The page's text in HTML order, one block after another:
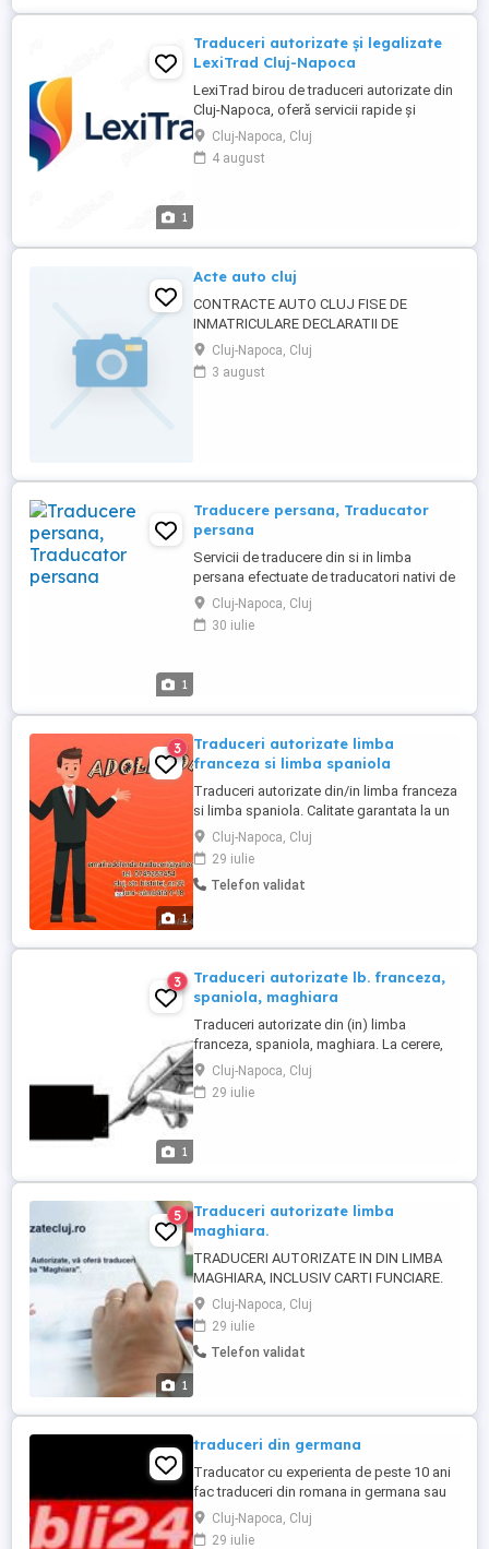
1
Traduceri autorizate și legalizate
LexiTrad Cluj-Napoca
LexiTrad birou de traduceri autorizate din
Cluj-Napoca, oferă servicii rapide și
profesionale pentru persoane fizice și
companii. Limbi disponibile: engleză,
franceză, germană, spaniolă, italiană,
Cluj-Napoca, Cluj
4 august
Acte auto cluj
CONTRACTE AUTO CLUJ FISE DE
INMATRICULARE DECLARATII DE
IMPUNERE TRADUCERI ASIGURARI
PROGRAMARI
Cluj-Napoca, Cluj
3 august
1
Traducere persana, Traducator
persana
Servicii de traducere din si in limba
persana efectuate de traducatori nativi de
limba persana, profesionisti cu
experienta. Translatori de limba persana.
Traduceri autorizate din si in 36 de limbi
Cluj-Napoca, Cluj
30 iulie
1
3
Traduceri autorizate limba
franceza si limba spaniola
Traduceri autorizate din/in limba franceza
si limba spaniola. Calitate garantata la un
pret avantajos.
Cluj-Napoca, Cluj
29 iulie
Telefon validat
1
3
Traduceri autorizate lb. franceza,
spaniola, maghiara
Traduceri autorizate din (in) limba
franceza, spaniola, maghiara. La cerere,
asigurăm legalizarea notarială a
documentelor. Calitate asigurată la pret
avantajos.
Cluj-Napoca, Cluj
29 iulie
1
5
Traduceri autorizate limba
maghiara.
TRADUCERI AUTORIZATE IN DIN LIMBA
MAGHIARA, INCLUSIV CARTI FUNCIARE.
CALITATE ASIGURATA.
Cluj-Napoca, Cluj
29 iulie
Telefon validat
traduceri din germana
Traducator cu experienta de peste 10 ani
fac traduceri din romana in germana sau
din germana in romana. Telefon e-mail:
Cluj-Napoca, Cluj
29 iulie